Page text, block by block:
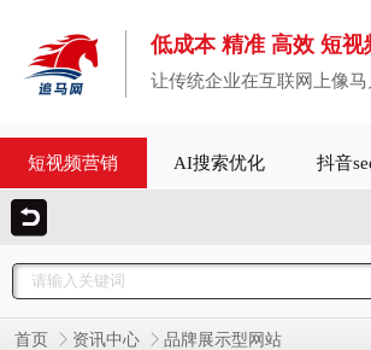
低成本 精准 高效 短视
让传统企业在互联网上像
短视频营销 AI搜索优化 抖音
首页 资讯中心 品牌展示型网站